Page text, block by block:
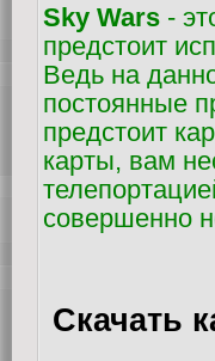
Sky Wars -
предстоит
Ведь на
постоянные
предстоит
карты, вам
совершенно
Скачать